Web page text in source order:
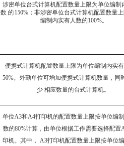
涉密单位台式计算机配置数量上限为单位编制
数 的 150%；非涉密单位台式计算机配置数量
编制 内实有人数的100%。
便携式计算机配置数量上限为单位编制内实
50%。外勤单位可增加便携式计算机数量，同
少 相应数量的台式计算机。
单位A3和A4打印机的配置数量上限按单位编
数的80%计算，由单位根据工作需要选择配置
印机。其中， A3打印机配置数量上限按单位